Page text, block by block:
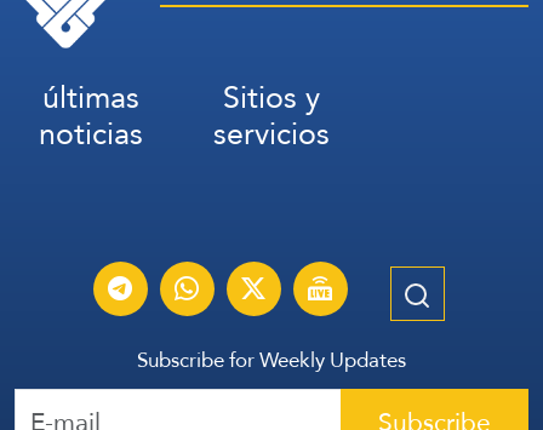
últimas
noticias
Sitios y
servicios
Subscribe for Weekly Updates